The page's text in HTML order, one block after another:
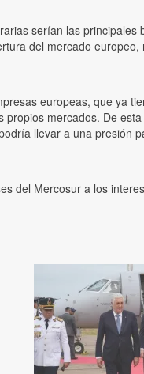
serían las
del mercado
europeas, que ya
mercados. De
llevar a una
del Mercosur a los